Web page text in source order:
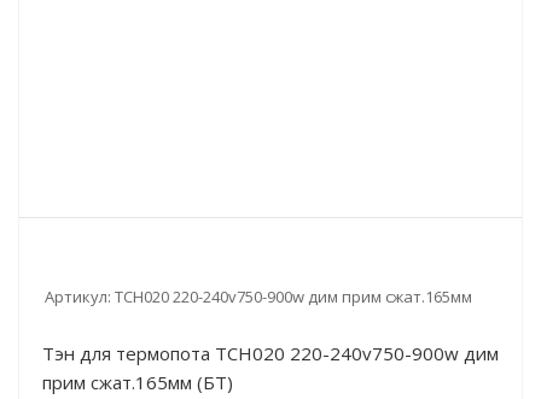
Артикул: TCH020 220-240v750-900w дим прим сжат.165мм
Тэн для термопота TCH020 220-240v750-900w дим
прим сжат.165мм (БТ)